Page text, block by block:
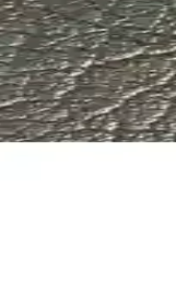
alanlarıyla
Yorumları
Her biri farklı